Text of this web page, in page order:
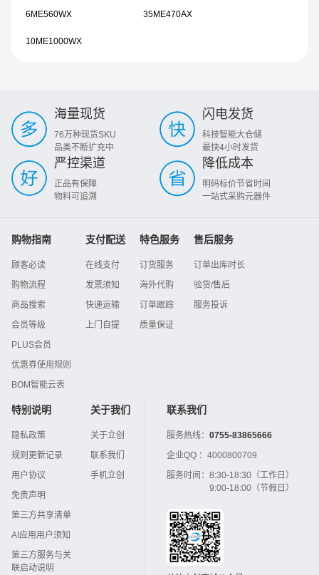
6ME560WX 35ME470AX
10ME1000WX
海量现货
76万种现货SKU
品类不断扩充中
闪电发货
科技智能大仓储
最快4小时发货
严控渠道
正品有保障
物料可追溯
降低成本
明码标价节省时间
一站式采购元器件
购物指南
顾客必读
购物流程
商品搜索
会员等级
PLUS会员
优惠券使用规则
BOM智能云表
支付配送
在线支付
发票须知
快递运输
上门自提
特色服务
订货服务
海外代购
订单跟踪
质量保证
售后服务
订单出库时长
验货/售后
服务投诉
特别说明
隐私政策
规则更新记录
用户协议
免责声明
第三方共享清单
AI应用用户须知
第三方服务与关
联启动说明
关于我们
关于立创
联系我们
手机立创
联系我们
服务热线： 0755-83865666
企业QQ ： 4000800709
服务时间： 8:30-18:30（工作日）
9:00-18:00（节假日）